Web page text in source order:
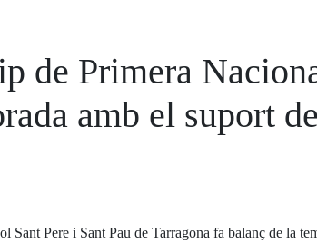
de Primera
amb el suport
Sant Pere i Sant Pau de Tarragona fa balanç de la